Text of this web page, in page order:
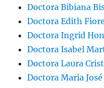
Doctora Bibiana
Doctora Edith Fiore
Doctora Ingrid
Doctora Isabel
Doctora Laura
Doctora Maria José